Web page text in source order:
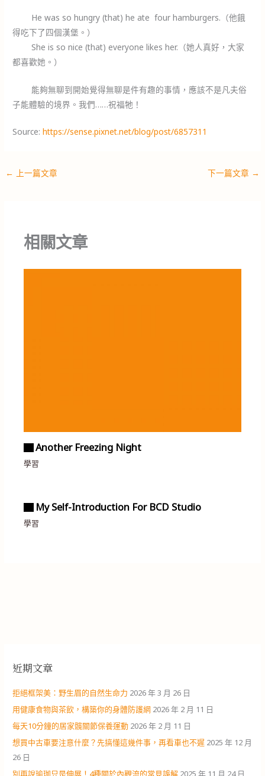
He was so hungry (that) he ate four hamburgers.（他餓
得吃下了四個漢堡。）
She is so nice (that) everyone likes her.（她人真好，大家
都喜歡她。）
能夠無聊到開始覺得無聊是件有趣的事情，應該不是凡夫俗
子能體驗的境界。我們……祝福牠！
Source:https://sense.pixnet.net/blog/post/6857311
← 上一篇文章 下一篇文章 →
相關文章
▇ Another Freezing Night
學習
▇ My Self-Introduction For BCD Studio
學習
近期文章
拒絕框架美：野生眉的自然生命力 2026 年 3 月 26 日
用健康食物與茶飲，構築你的身體防護網 2026 年 2 月 11 日
每天10分鐘的居家髖關節保養運動 2026 年 2 月 11 日
想買中古車要注意什麼？先搞懂這幾件事，再看車也不遲 2025 年 12 月
26 日